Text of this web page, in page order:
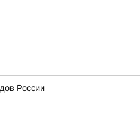
России